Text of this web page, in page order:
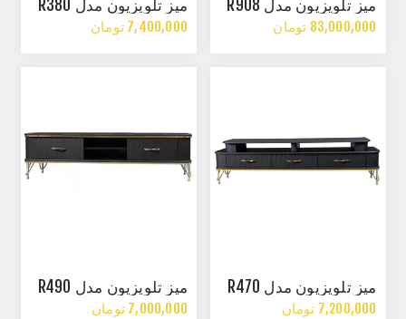
میز تلویزیون مدل R908
83,000,000 تومان
میز تلویزیون مدل R380
7,400,000 تومان
میز تلویزیون مدل R470
7,200,000 تومان
میز تلویزیون مدل R490
7,000,000 تومان